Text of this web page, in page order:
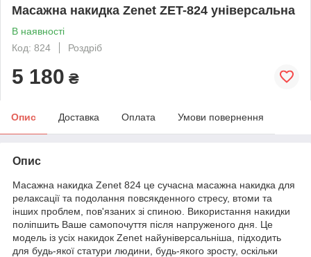
Масажна накидка Zenet ZET-824 універсальна
В наявності
Код: 824
Роздріб
5 180 ₴
Опис Доставка Оплата Умови повернення
Опис
Масажна накидка Zenet 824 це сучасна масажна накидка для
релаксації та подолання повсякденного стресу, втоми та
інших проблем, пов'язаних зі спиною. Використання накидки
поліпшить Ваше самопочуття після напруженого дня. Це
модель із усіх накидок Zenet найуніверсальніша, підходить
для будь-якої статури людини, будь-якого зросту, оскільки